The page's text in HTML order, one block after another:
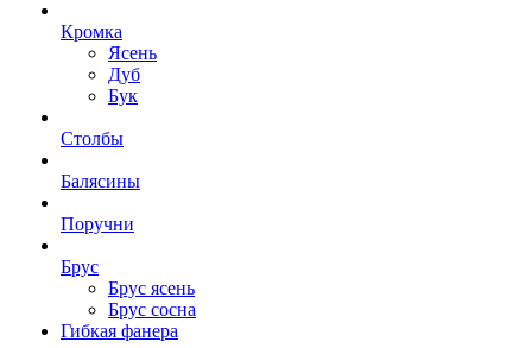
Кромка
Ясень
Дуб
Бук
Столбы
Балясины
Поручни
Брус
Брус ясень
Брус сосна
Гибкая фанера